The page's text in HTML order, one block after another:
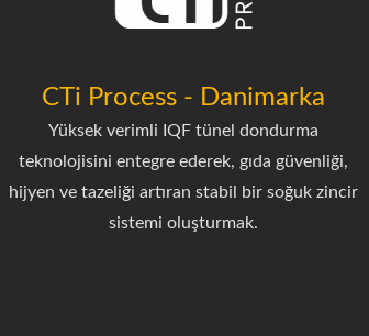
CTi Process - Danimarka
Yüksek verimli IQF tünel dondurma
teknolojisini entegre ederek, gıda güvenliği,
hijyen ve tazeliği artıran stabil bir soğuk zincir
sistemi oluşturmak.